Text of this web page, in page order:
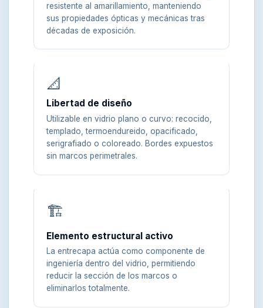
resistente al amarillamiento, manteniendo
sus propiedades ópticas y mecánicas tras
décadas de exposición.
📐
Libertad de diseño
Utilizable en vidrio plano o curvo: recocido,
templado, termoendureido, opacificado,
serigrafiado o coloreado. Bordes expuestos
sin marcos perimetrales.
🏗️
Elemento estructural activo
La entrecapa actúa como componente de
ingeniería dentro del vidrio, permitiendo
reducir la sección de los marcos o
eliminarlos totalmente.